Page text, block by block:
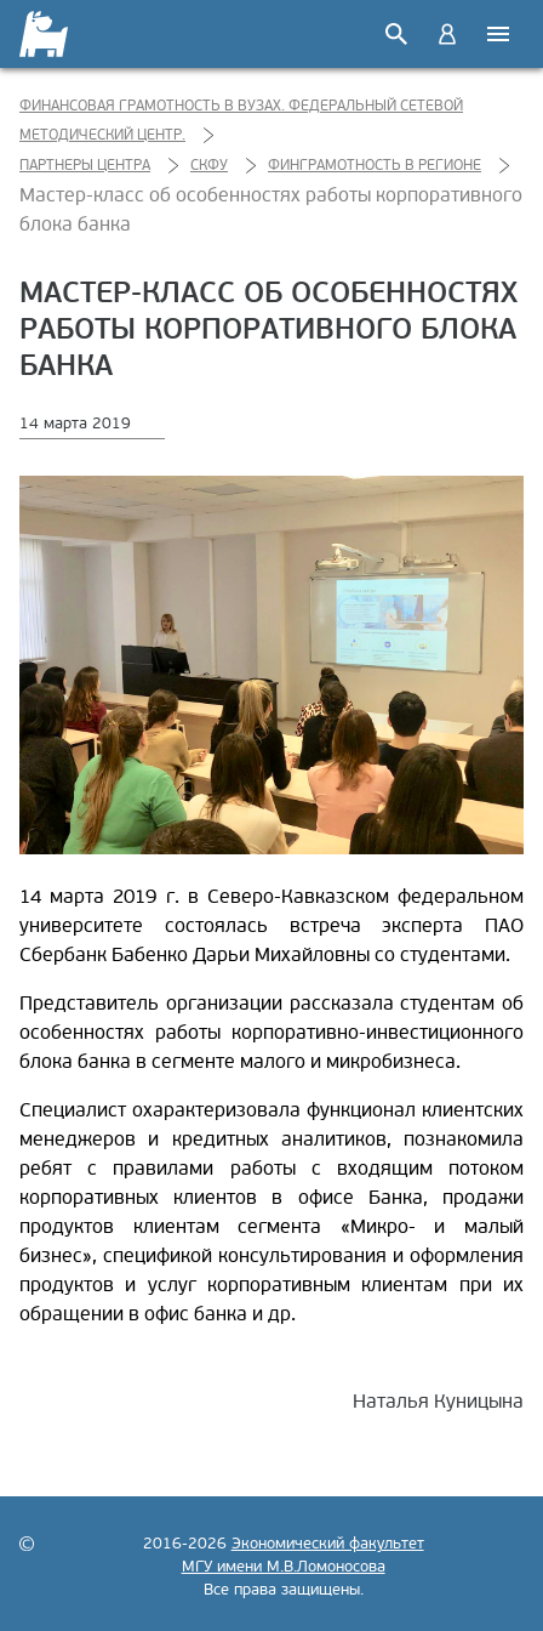
ФИНАНСОВАЯ ГРАМОТНОСТЬ В ВУЗАХ. ФЕДЕРАЛЬНЫЙ СЕТЕВОЙ
МЕТОДИЧЕСКИЙ ЦЕНТР.
ПАРТНЕРЫ ЦЕНТРА
СКФУ ФИНГРАМОТНОСТЬ В РЕГИОНЕ
Мастер-класс об особенностях работы корпоративного
блока банка
МАСТЕР-КЛАСС ОБ ОСОБЕННОСТЯХ
РАБОТЫ КОРПОРАТИВНОГО БЛОКА
БАНКА
14 марта 2019
14 марта 2019 г. в Северо-Кавказском федеральном
университете состоялась встреча эксперта ПАО
Сбербанк Бабенко Дарьи Михайловны со студентами.
Представитель организации рассказала студентам об
особенностях работы корпоративно-инвестиционного
блока банка в сегменте малого и микробизнеса.
Специалист охарактеризовала функционал клиентских
менеджеров и кредитных аналитиков, познакомила
ребят с правилами работы с входящим потоком
корпоративных клиентов в офисе Банка, продажи
продуктов клиентам сегмента «Микро- и малый
бизнес», спецификой консультирования и оформления
продуктов и услуг корпоративным клиентам при их
обращении в офис банка и др.
Наталья Куницына
2016-2026 Экономический факультет
МГУ имени М.В.Ломоносова
Все права защищены.